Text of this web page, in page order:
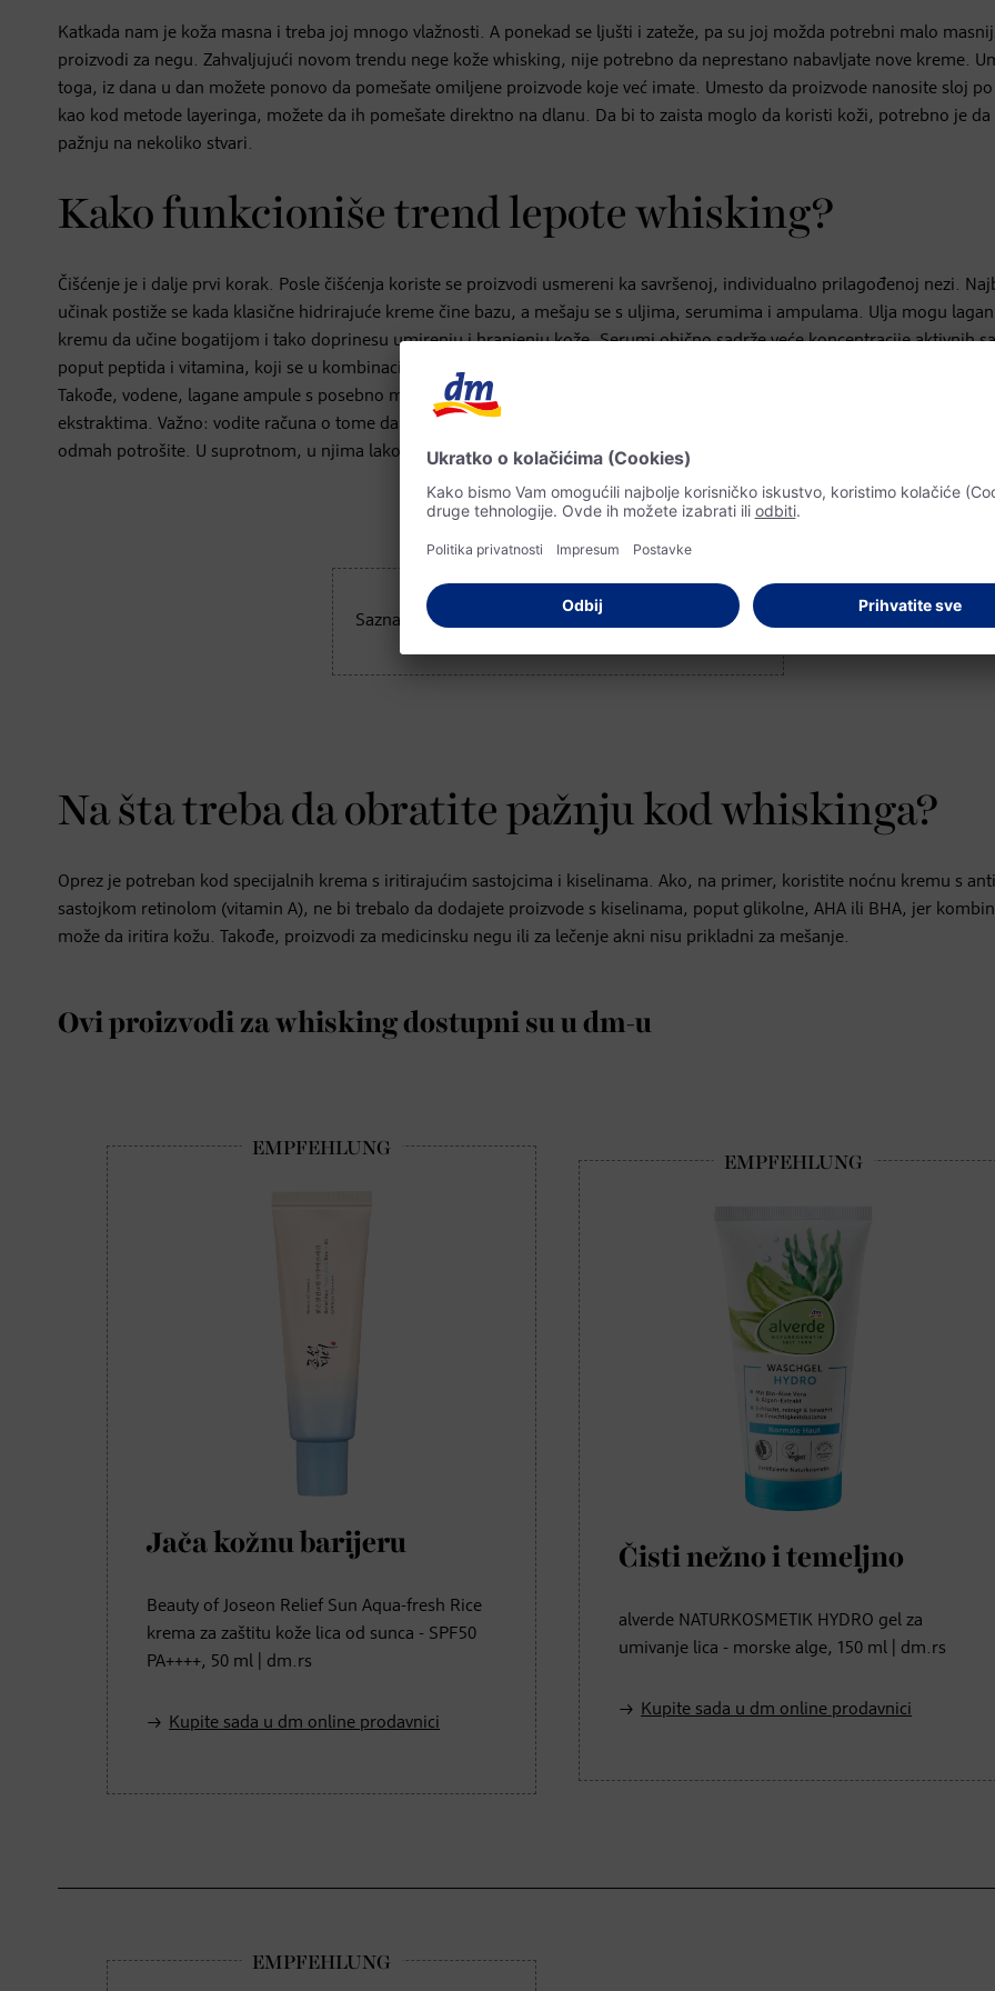
Katkada nam je koža masna i treba joj mnogo vlažnosti. A ponekad se ljušti i zateže, pa su joj možda potrebni malo
proizvodi za negu. Zahvaljujući novom trendu nege kože whisking, nije potrebno da neprestano nabavljate nove kreme.
toga, iz dana u dan možete ponovo da pomešate omiljene proizvode koje već imate. Umesto da proizvode nanosite sloj
kao kod metode layeringa, možete da ih pomešate direktno na dlanu. Da bi to zaista moglo da koristi koži, potrebno je
pažnju na nekoliko stvari.
Kako funkcioniše trend lepote whisking?
Čišćenje je i dalje prvi korak. Posle čišćenja koriste se proizvodi usmereni ka savršenoj, individualno prilagođenoj nezi.
učinak postiže se kada klasične hidrirajuće kreme čine bazu, a mešaju se s uljima, serumima i ampulama. Ulja mogu
kremu da učine bogatijom i tako doprinesu umirenju i hranjenju kože. Serumi obično sadrže veće koncentracije aktivnih
poput peptida i vitamina, koji se u kombinaciji s osnovnim proizvodima za negu nežno integrišu, otpuštajući svoje
Takođe, vodene, lagane ampule s posebno mnogo aktivnih sastojaka mogu dnevnu ili noćnu kremu da obogate hranljivim
ekstraktima. Važno: vodite računa o tome da su vam ruke čiste i nemojte napravljene mešavine da čuvate u posudama,
odmah potrošite. U suprotnom, u njima lako mogu da se stvore bakterije.
Saznajte sve o peptidnom serumu na
Na šta treba da obratite pažnju kod whiskinga?
Oprez je potreban kod specijalnih krema s iritirajućim sastojcima i kiselinama. Ako, na primer, koristite noćnu kremu s
sastojkom retinolom (vitamin A), ne bi trebalo da dodajete proizvode s kiselinama, poput glikolne, AHA ili BHA, jer
može da iritira kožu. Takođe, proizvodi za medicinsku negu ili za lečenje akni nisu prikladni za mešanje.
Ovi proizvodi za whisking dostupni su u dm-u
Jača kožnu barijeru
Beauty of Joseon Relief Sun Aqua-fresh Rice
krema za zaštitu kože lica od sunca - SPF50
PA++++, 50 ml | dm.rs
Kupite sada u dm online prodavnici
Čisti nežno i temeljno
alverde NATURKOSMETIK HYDRO gel za
umivanje lica - morske alge, 150 ml | dm.rs
Kupite sada u dm online prodavnici